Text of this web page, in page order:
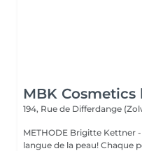
MBK Cosmetics
194, Rue de Differdange
METHODE Brigitte Kettner
langue de la peau! Chaque